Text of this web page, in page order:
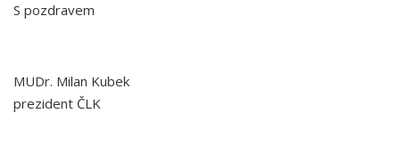
S pozdravem
MUDr. Milan Kubek
prezident ČLK